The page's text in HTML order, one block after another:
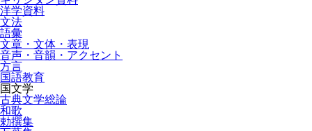
洋学資料
文法
語彙
文章・文体・表現
音声・音韻・アクセント
方言
国語教育
国文学
古典文学総論
和歌
勅撰集